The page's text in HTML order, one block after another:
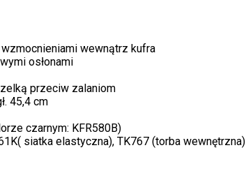
wewnątrz kufra
osłonami
przeciw zalaniom
45,4 cm
czarnym: KFR580B)
siatka elastyczna), TK767 (torba wewnętrzna)